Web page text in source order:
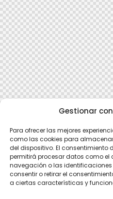
Gestionar
Para ofrecer las mejores
como las cookies para
del dispositivo. El consentimiento
permitirá procesar datos como el
navegación o las identificaciones
consentir o retirar el
a ciertas características y